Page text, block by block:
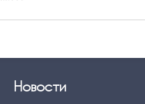
Новости